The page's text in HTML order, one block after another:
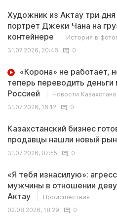
Художник из Актау три дня
портрет Джеки Чана на
контейнере
История в
31.07.2026, 20:46
0
«Корона» не работает,
теперь переводить
Россией
Новости Казахстана
31.07.2026, 16:12
0
Казахстанский бизнес
продавцы нашли новый
31.07.2026, 07:55
0
«Я тебя изнасилую»:
мужчины в отношении
Актау
Происшествия
02.08.2026, 18:29
0